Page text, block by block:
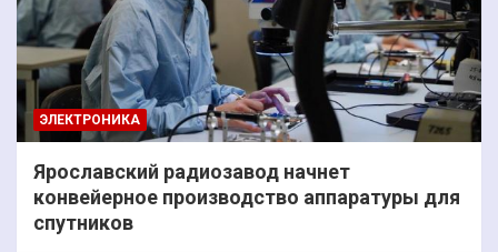
ЭЛЕКТРОНИКА
Ярославский радиозавод начнет
конвейерное производство аппаратуры для
спутников